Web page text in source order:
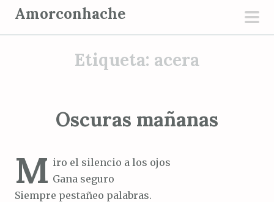
Amorconhache
Etiqueta: acera
Oscuras mañanas
M iro el silencio a los ojos
Gana seguro
Siempre pestañeo palabras.